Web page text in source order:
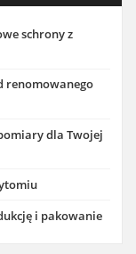
schrony z
renomowanego
dla Twojej
i pakowanie